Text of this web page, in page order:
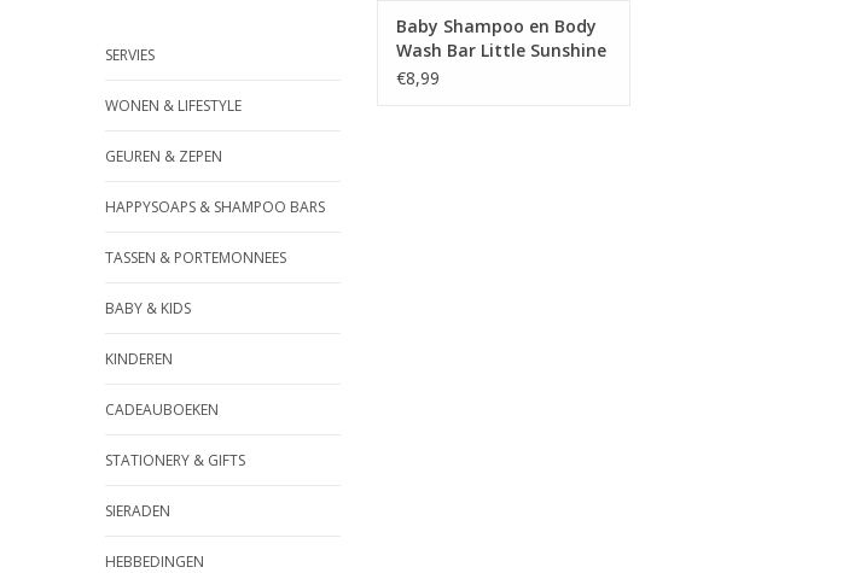
SERVIES
WONEN & LIFESTYLE
GEUREN & ZEPEN
HAPPYSOAPS & SHAMPOO BARS
TASSEN & PORTEMONNEES
BABY & KIDS
KINDEREN
CADEAUBOEKEN
STATIONERY & GIFTS
SIERADEN
HEBBEDINGEN
Baby Shampoo en Body
Wash Bar Little Sunshine
- HappySoaps
€8,99